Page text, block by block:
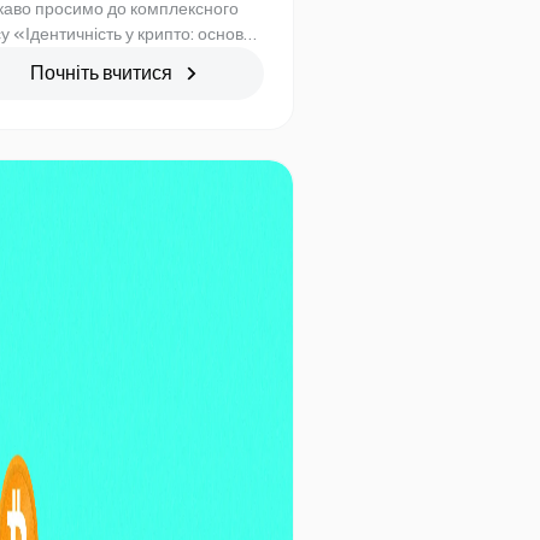
просимо до комплексного
«Ідентичність у крипто: основні
в подорож, щоб
Оскільки світ охоплює
дослідженні та
досвідом, щоб
в динамічному
Почніть вчитися